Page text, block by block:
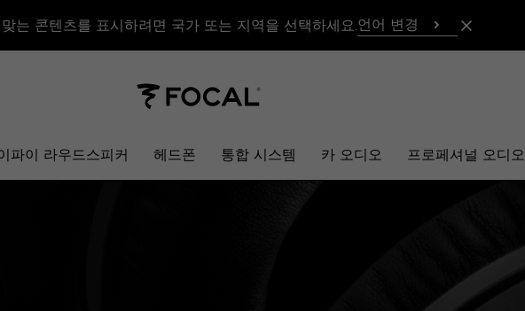
는 콘텐츠를 표시하려면 국가 또는 지역을 선택하세요. 언어 변경
파이 라우드스피커 헤드폰 통합 시스템 카 오디오 프로페셔널 오디오